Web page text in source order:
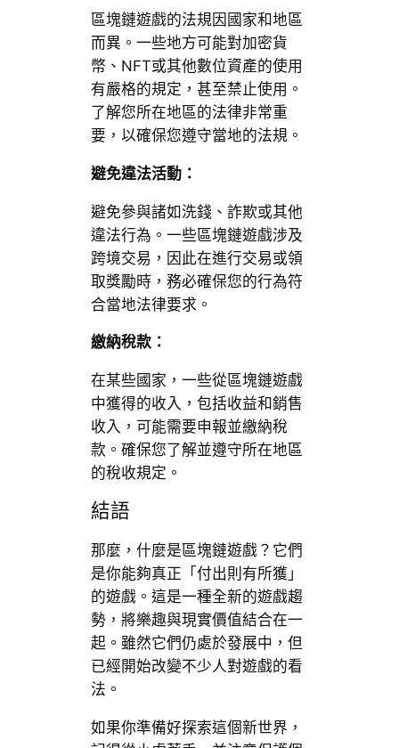
區塊鏈遊戲的法規因國家和地區
而異。一些地方可能對加密貨
幣、NFT或其他數位資產的使用
有嚴格的規定，甚至禁止使用。
了解您所在地區的法律非常重
要，以確保您遵守當地的法規。
避免違法活動：
避免參與諸如洗錢、詐欺或其他
違法行為。一些區塊鏈遊戲涉及
跨境交易，因此在進行交易或領
取獎勵時，務必確保您的行為符
合當地法律要求。
繳納稅款：
在某些國家，一些從區塊鏈遊戲
中獲得的收入，包括收益和銷售
收入，可能需要申報並繳納稅
款。確保您了解並遵守所在地區
的稅收規定。
結語
那麼，什麼是區塊鏈遊戲？它們
是你能夠真正「付出則有所獲」
的遊戲。這是一種全新的遊戲趨
勢，將樂趣與現實價值結合在一
起。雖然它們仍處於發展中，但
已經開始改變不少人對遊戲的看
法。
如果你準備好探索這個新世界，